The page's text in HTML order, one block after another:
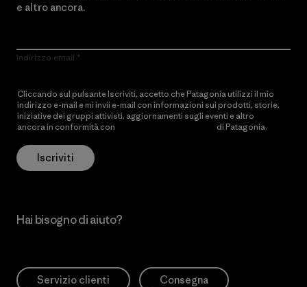
e altro ancora.
Indirizzo email
Cliccando sul pulsante Iscriviti, accetto che Patagonia utilizzi il mio
indirizzo e-mail e mi invii e-mail con informazioni sui prodotti, storie,
iniziative dei gruppi attivisti, aggiornamenti sugli eventi e altro
ancora in conformità con
di Patagonia.
Iscriviti
Hai bisogno di aiuto?
Servizio clienti Consegna